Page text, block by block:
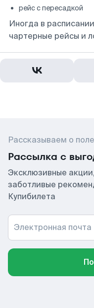
рейс с пересадкой
Иногда в
чартерные рейсы и
Рассказываем о
Рассылка с
Эксклюзивные
заботливые
Купибилета
Электронная почта